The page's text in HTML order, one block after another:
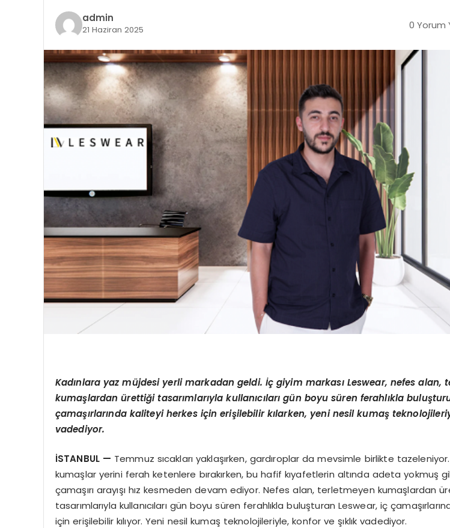
admin
21 Haziran 2025 0 Yorum
Kadınlara yaz müjdesi yerli markadan geldi. İç giyim markası Leswear, nefes alan,
kumaşlardan ürettiği tasarımlarıyla kullanıcıları gün boyu süren ferahlıkla
çamaşırlarında kaliteyi herkes için erişilebilir kılarken, yeni nesil kumaş
vadediyor.
İSTANBUL — Temmuz sıcakları yaklaşırken, gardıroplar da mevsimle birlikte tazeleniyor.
kumaşlar yerini ferah ketenlere bırakırken, bu hafif kıyafetlerin altında adeta yokmuş
çamaşırı arayışı hız kesmeden devam ediyor. Nefes alan, terletmeyen kumaşlardan
tasarımlarıyla kullanıcıları gün boyu süren ferahlıkla buluşturan Leswear, iç
için erişilebilir kılıyor. Yeni nesil kumaş teknolojileriyle, konfor ve şıklık vadediyor.